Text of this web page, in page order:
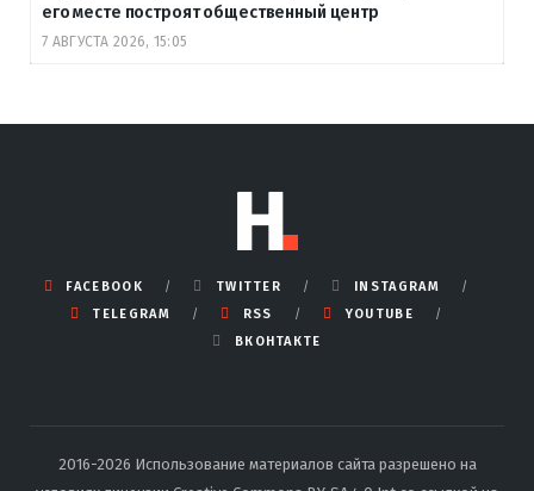
его месте построят общественный центр
7 АВГУСТА 2026, 15:05
FACEBOOK TWITTER
INSTAGRAM
TELEGRAM
RSS
YOUTUBE
ВКОНТАКТЕ
2016-2026 Использование материалов сайта разрешено на